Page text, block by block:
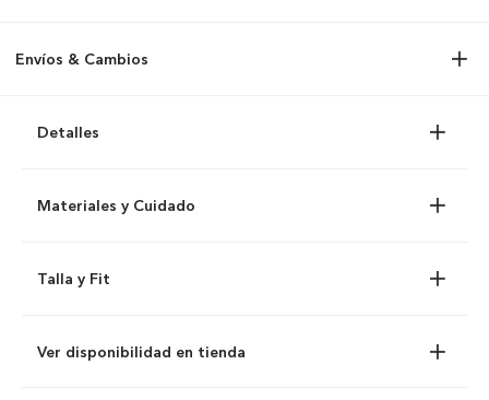
Envíos & Cambios
Detalles
Materiales y Cuidado
Talla y Fit
Ver disponibilidad en tienda